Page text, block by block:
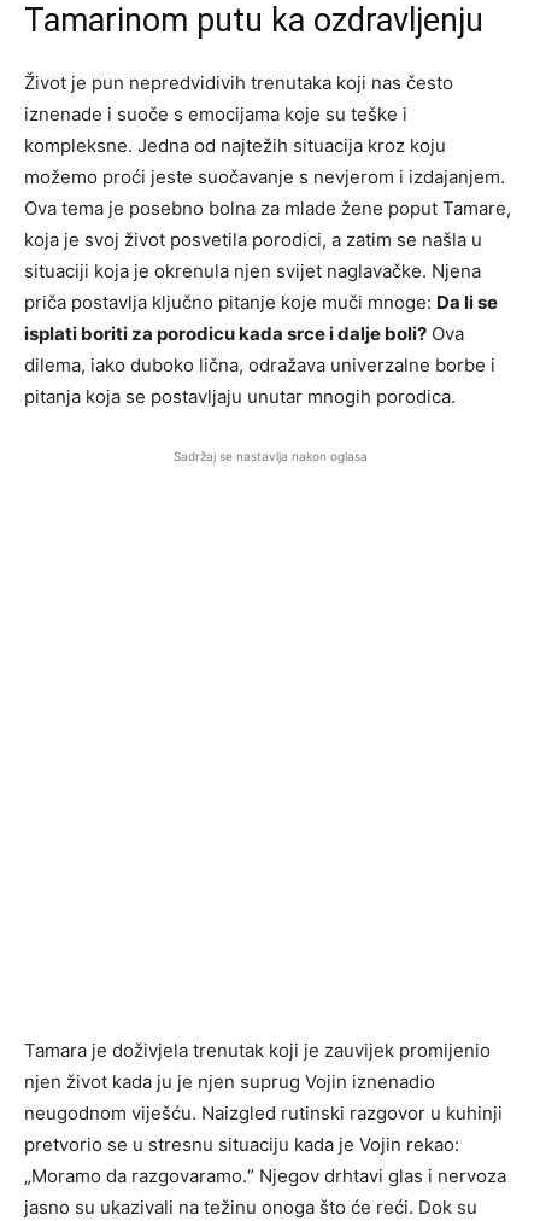
Tamarinom putu ka ozdravljenju
Život je pun nepredvidivih trenutaka koji nas često
iznenade i suoče s emocijama koje su teške i
kompleksne. Jedna od najtežih situacija kroz koju
možemo proći jeste suočavanje s nevjerom i izdajanjem.
Ova tema je posebno bolna za mlade žene poput Tamare,
koja je svoj život posvetila porodici, a zatim se našla u
situaciji koja je okrenula njen svijet naglavačke. Njena
priča postavlja ključno pitanje koje muči mnoge: Da li se
isplati boriti za porodicu kada srce i dalje boli? Ova
dilema, iako duboko lična, odražava univerzalne borbe i
pitanja koja se postavljaju unutar mnogih porodica.
Sadržaj se nastavlja nakon oglasa
Tamara je doživjela trenutak koji je zauvijek promijenio
njen život kada ju je njen suprug Vojin iznenadio
neugodnom viješću. Naizgled rutinski razgovor u kuhinji
pretvorio se u stresnu situaciju kada je Vojin rekao:
„Moramo da razgovaramo.“ Njegov drhtavi glas i nervoza
jasno su ukazivali na težinu onoga što će reći. Dok su